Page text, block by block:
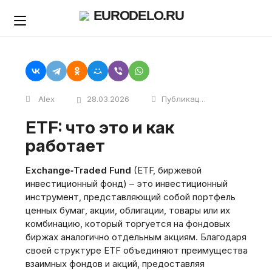
EURODELO.RU
Alex 28.03.2026 Публикации
ETF: что это и как
работает
Exchange‑Traded Fund (ETF‚ биржевой
инвестиционный фонд) – это инвестиционный
инструмент‚ представляющий собой портфель
ценных бумаг‚ акции‚ облигации‚ товары или их
комбинацию‚ который торгуется на фондовых
биржах аналогично отдельным акциям. Благодаря
своей структуре ETF объединяют преимущества
взаимных фондов и акций‚ предоставляя